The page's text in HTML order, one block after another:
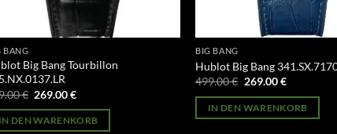
BANG
Big Bang Tourbillon
€ Ursprünglicher
war:
499.00 €
269.00€Aktueller
ist:
269.00 €.
IN DEN WARENKORB
BIG BANG
Hublot Big Bang
499.00€ Ursprünglicher
war:
499.00 €
269.00€Aktueller
ist:
269.00 €.
IN DEN WARENKORB